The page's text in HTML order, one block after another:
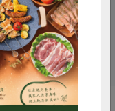
# 火鍋料
減硝酸鹽